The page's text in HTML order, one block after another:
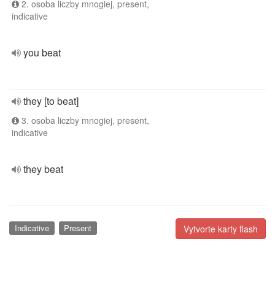
2. osoba liczby mnogiej, present,
indicative
you beat
they [to beat]
3. osoba liczby mnogiej, present,
indicative
they beat
Vytvorte karty flash
Indicative Present